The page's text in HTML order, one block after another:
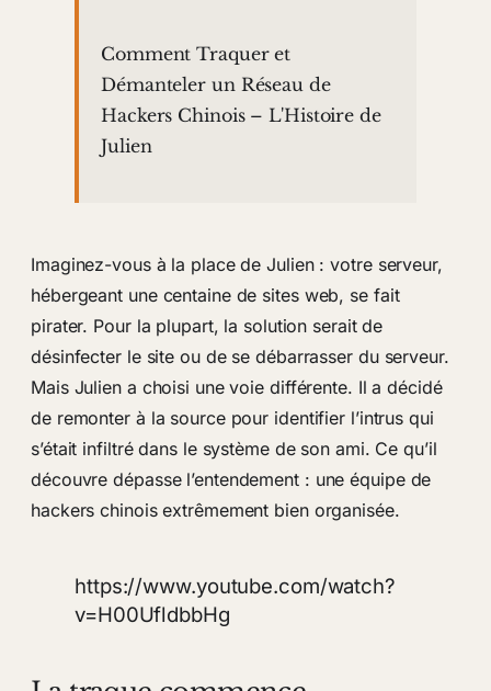
Comment Traquer et
Démanteler un Réseau de
Hackers Chinois – L'Histoire de
Julien
Imaginez-vous à la place de Julien : votre serveur,
hébergeant une centaine de sites web, se fait
pirater. Pour la plupart, la solution serait de
désinfecter le site ou de se débarrasser du serveur.
Mais Julien a choisi une voie différente. Il a décidé
de remonter à la source pour identifier l’intrus qui
s’était infiltré dans le système de son ami. Ce qu’il
découvre dépasse l’entendement : une équipe de
hackers chinois extrêmement bien organisée.
https://www.youtube.com/watch?
v=H00UfldbbHg